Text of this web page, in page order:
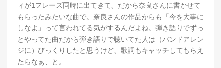
ィが1フレーズ同時に出てきて、だから奈良さんに書かせて
もらったみたいな曲で。奈良さんの作品からも「今を大事に
しなよ」って言われてる気がするんだよね。弾き語りでずっ
とやってた曲だから弾き語りで聴いてた人は（バンドアレン
ジに）びっくりしたと思うけど、歌詞もキャッチしてもらえ
たらなぁ、と。